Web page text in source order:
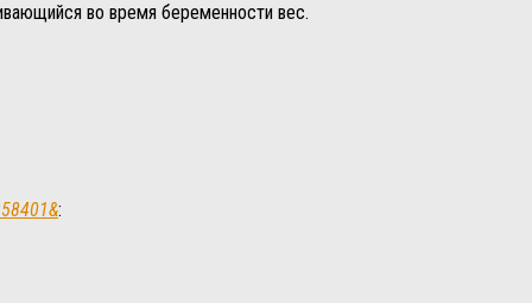
во время беременности вес.
: